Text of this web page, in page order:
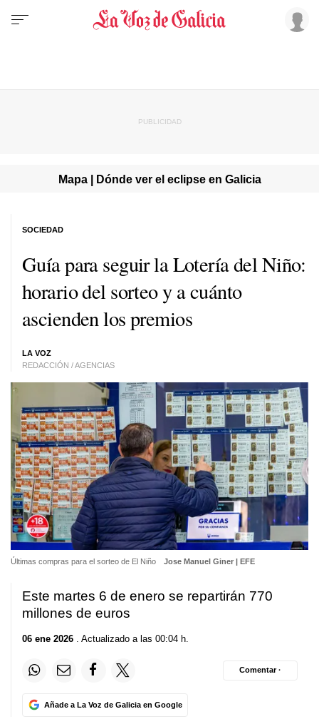
Mapa | Dónde ver el eclipse en Galicia
Guía para seguir la Lotería del Niño:
horario del sorteo y a cuánto
ascienden los premios
LA VOZ
REDACCIÓN / AGENCIAS
SOCIEDAD
Últimas compras para el sorteo de El Niño Jose Manuel Giner | EFE
Este martes 6 de enero se repartirán 770
millones de euros
06 ene 2026 . Actualizado a las 00:04 h.
Añade a La Voz de Galicia en Google
Comentar ·